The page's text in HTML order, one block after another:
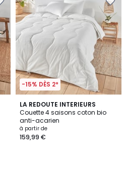
-15% DÈS 2*
LA REDOUTE INTERIEURS
Couette 4 saisons coton bio
anti-acarien
à partir de
159,99 €
4,5
/ 5